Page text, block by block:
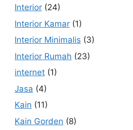
Interior (24)
Interior Kamar (1)
Interior Minimalis (3)
Interior Rumah (23)
internet (1)
Jasa (4)
Kain (11)
Kain Gorden (8)